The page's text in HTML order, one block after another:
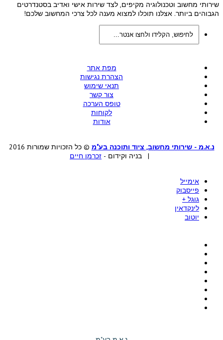
שירותי מחשוב וטכנולוגיה מקיפים, לצד שירות אישי ואדיב בסטנדרטים
הגבוהים ביותר. אצלנו תוכלו למצוא מענה לכל צרכי המחשוב שלכם!
מפת אתר
הצהרת נגישות
תנאי שימוש
צור קשר
טופס הערכה
לקוחות
אודות
נ.א.מ - שירותי מחשוב, ציוד ותוכנה בע"מ
© כל הזכויות שמורות 2016
| בניה וקידום - זכרמן חיים
אימייל
פייסבוק
גוגל +
לינקדאין
יוטוב